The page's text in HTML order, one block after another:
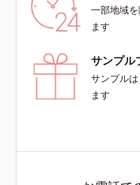
一部地域
ます
サンプル
サンプル
ます